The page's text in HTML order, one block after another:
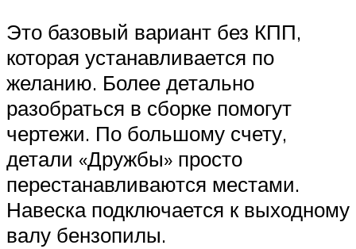
Это базовый вариант без КПП,
которая устанавливается по
желанию. Более детально
разобраться в сборке помогут
чертежи. По большому счету,
детали «Дружбы» просто
перестанавливаются местами.
Навеска подключается к выходному
валу бензопилы.